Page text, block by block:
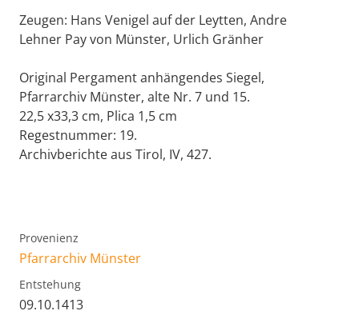
Zeugen: Hans Venigel auf der Leytten, Andre
Lehner Pay von Münster, Urlich Gränher
Original Pergament anhängendes Siegel,
Pfarrarchiv Münster, alte Nr. 7 und 15.
22,5 x33,3 cm, Plica 1,5 cm
Regestnummer: 19.
Archivberichte aus Tirol, IV, 427.
Provenienz
Pfarrarchiv Münster
Entstehung
09.10.1413